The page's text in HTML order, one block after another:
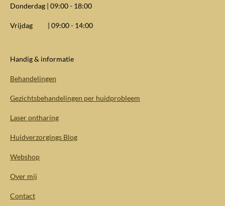
Donderdag | 09:00 - 18:00
Vrijdag | 09:00 - 14:00
Handig & informatie
Behandelingen
Gezichtsbehandelingen per huidprobleem
Laser ontharing
Huidverzorgings Blog
Webshop
Over mij
Contact